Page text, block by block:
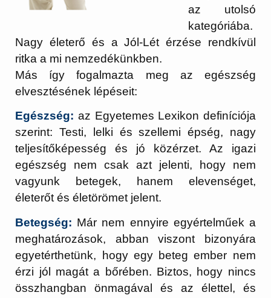
az utolsó
kategóriába.
Nagy életerő és a Jól-Lét érzése rendkívül
ritka a mi nemzedékünkben.
Más így fogalmazta meg az egészség
elvesztésének lépéseit:
Egészség: az Egyetemes Lexikon definíciója
szerint: Testi, lelki és szellemi épség, nagy
teljesítőképesség és jó közérzet. Az igazi
egészség nem csak azt jelenti, hogy nem
vagyunk betegek, hanem elevenséget,
életerőt és életörömet jelent.
Betegség: Már nem ennyire egyértelműek a
meghatározások, abban viszont bizonyára
egyetérthetünk, hogy egy beteg ember nem
érzi jól magát a bőrében. Biztos, hogy nincs
összhangban önmagával és az élettel, és